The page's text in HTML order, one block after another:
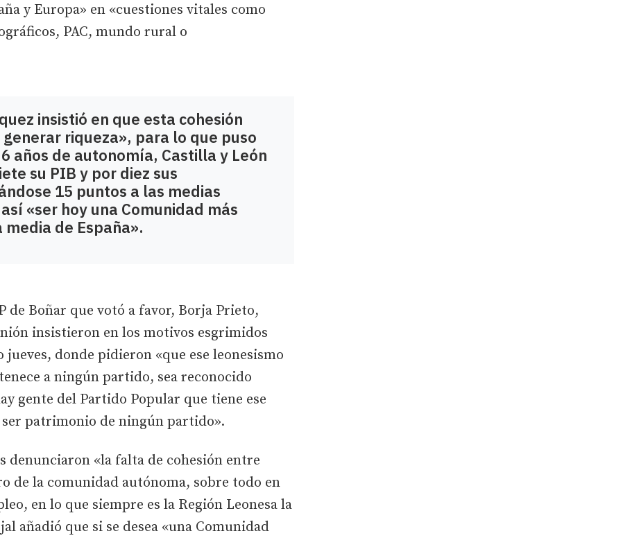
y Europa» en «cuestiones vitales como
PAC, mundo rural o
insistió en que esta cohesión
riqueza», para lo que puso
años de autonomía, Castilla y León
su PIB y por diez sus
15 puntos a las medias
«ser hoy una Comunidad más
de España».
de Boñar que votó a favor, Borja Prieto,
insistieron en los motivos esgrimidos
donde pidieron «que ese leonesismo
a ningún partido, sea reconocido
gente del Partido Popular que tiene ese
patrimonio de ningún partido».
denunciaron «la falta de cohesión entre
de la comunidad autónoma, sobre todo en
en lo que siempre es la Región Leonesa la
añadió que si se desea «una Comunidad